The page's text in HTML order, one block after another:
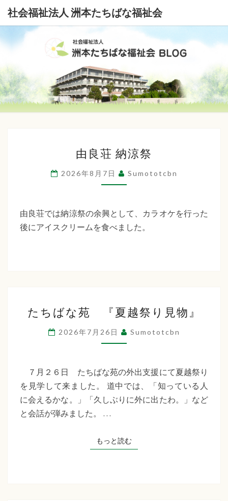
社会福祉法人 洲本たちばな福祉会
社
会
福
法
人
本
た
福
祉
会
良
荘
納
祭
由良荘 納涼祭
2026年8月7日 Sumototcbn
由良荘では納涼祭の余興として、カラオケを行った
後にアイスクリームを食べました。
ち
ば
な
『夏
越
祭
物』
たちばな苑 『夏越祭り見物』
2026年7月26日 Sumototcbn
７月２６日 たちばな苑の外出支援にて夏越祭り
を見学して来ました。 道中では、「知っている人
に会えるかな。」「久しぶりに外に出たわ。」など
と会話が弾みました。 …
もっと読むもっと読む